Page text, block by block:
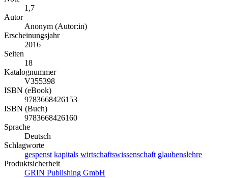
1,7
Autor
Anonym (Autor:in)
Erscheinungsjahr
2016
Seiten
18
Katalognummer
V355398
ISBN (eBook)
9783668426153
ISBN (Buch)
9783668426160
Sprache
Deutsch
Schlagworte
gespenst kapitals wirtschaftswissenschaft glaubenslehre
Produktsicherheit
GRIN Publishing GmbH